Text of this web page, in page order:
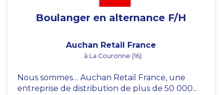
Boulanger en alternance F/H
Auchan Retail France
à La Couronne (16)
Nous sommes… Auchan Retail France, une
entreprise de distribution de plus de 50 000...